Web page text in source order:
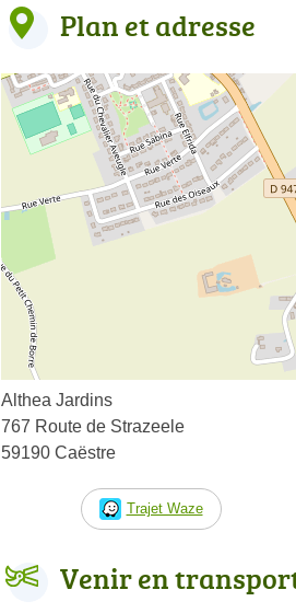
Plan et adresse
Althea Jardins
767 Route de Strazeele
59190 Caëstre
Trajet Waze
Venir en